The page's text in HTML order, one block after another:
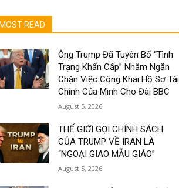
MOST READ
Ông Trump Đã Tuyên Bố “Tình
Trạng Khẩn Cấp” Nhằm Ngăn
Chặn Việc Công Khai Hồ Sơ Tài
Chính Của Mình Cho Đài BBC
August 5, 2026
THẾ GIỚI GỌI CHÍNH SÁCH
CỦA TRUMP VỀ IRAN LÀ
“NGOẠI GIAO MẪU GIÁO”
August 5, 2026